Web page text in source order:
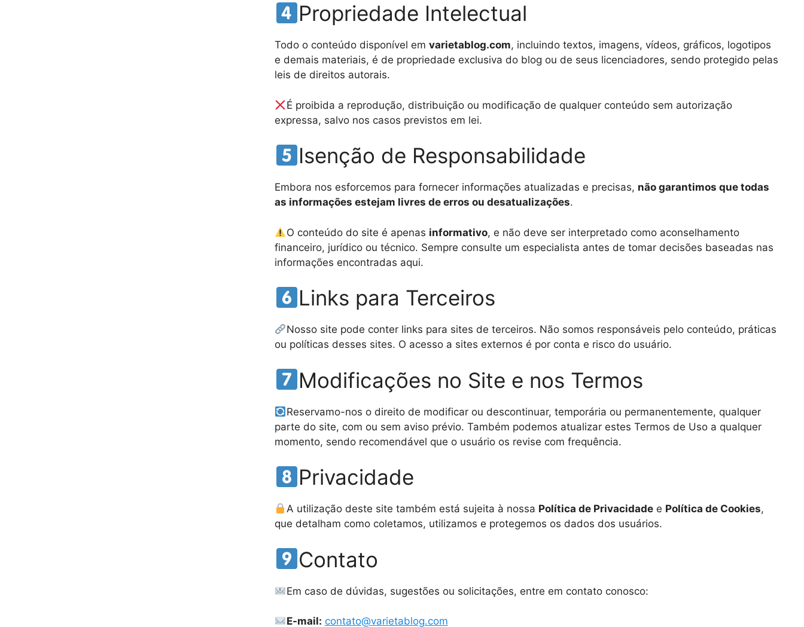
Propriedade Intelectual
Todo o conteúdo disponível emvarietablog.com, incluindo textos, imagens, vídeos, gráficos, logotipos
e demais materiais, é de propriedade exclusiva do blog ou de seus licenciadores, sendo protegido pelas
leis de direitos autorais.
É proibida a reprodução, distribuição ou modificação de qualquer conteúdo sem autorização
expressa, salvo nos casos previstos em lei.
Isenção de Responsabilidade
Embora nos esforcemos para fornecer informações atualizadas e precisas, não garantimos que todas
as informações estejam livres de erros ou desatualizações.
O conteúdo do site é apenas informativo, e não deve ser interpretado como aconselhamento
financeiro, jurídico ou técnico. Sempre consulte um especialista antes de tomar decisões baseadas nas
informações encontradas aqui.
Links para Terceiros
Nosso site pode conter links para sites de terceiros. Não somos responsáveis pelo conteúdo, práticas
ou políticas desses sites. O acesso a sites externos é por conta e risco do usuário.
Modificações no Site e nos Termos
Reservamo-nos o direito de modificar ou descontinuar, temporária ou permanentemente, qualquer
parte do site, com ou sem aviso prévio. Também podemos atualizar estes Termos de Uso a qualquer
momento, sendo recomendável que o usuário os revise com frequência.
Privacidade
A utilização deste site também está sujeita à nossa Política de Privacidadee Política de Cookies,
que detalham como coletamos, utilizamos e protegemos os dados dos usuários.
Contato
Em caso de dúvidas, sugestões ou solicitações, entre em contato conosco:
E-mail: contato@varietablog.com